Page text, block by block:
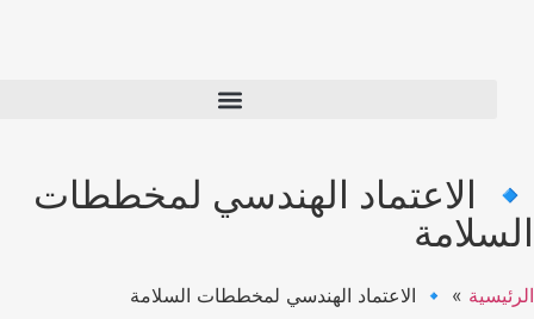
🔹 الاعتماد الهندسي لمخططات
السلامة
الرئيسية » 🔹 الاعتماد الهندسي لمخططات السلامة